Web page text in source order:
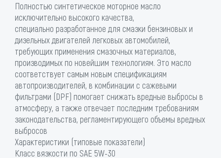
Полностью синтетическое моторное масло
исключительно высокого качества,
специально разработанное для смазки бензиновых и
дизельных двигателей легковых автомобилей,
требующих применения смазочных материалов,
производимых по новейшим технологиям. Это масло
соответствует самым новым спецификациям
автопроизводителей, в комбинации с сажевыми
фильтрами (DPF) помогает снижать вредные выбросы в
атмосферу, а также отвечает последним требованиям
законодательства, регламентирующего объемы вредных
выбросов
Характеристики (типовые показатели)
Класс вязкости по SAE 5W-30